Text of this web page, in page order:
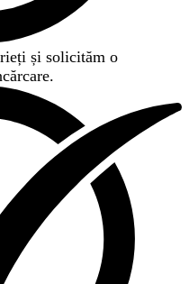
și solicităm o